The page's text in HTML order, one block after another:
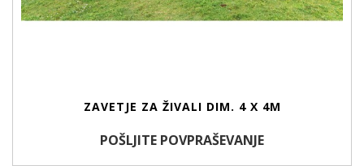
ZAVETJE ZA ŽIVALI DIM. 4 X 4M
POŠLJITE POVPRAŠEVANJE